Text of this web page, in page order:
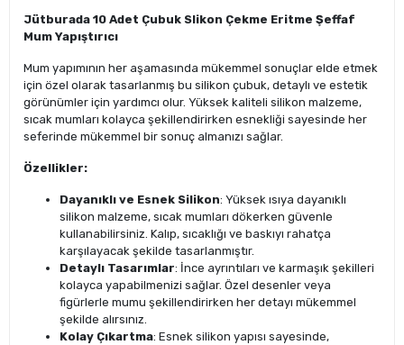
Jütburada 10 Adet Çubuk Slikon Çekme Eritme Şeffaf
Mum Yapıştırıcı
Mum yapımının her aşamasında mükemmel sonuçlar elde etmek
için özel olarak tasarlanmış bu silikon çubuk, detaylı ve estetik
görünümler için yardımcı olur. Yüksek kaliteli silikon malzeme,
sıcak mumları kolayca şekillendirirken esnekliği sayesinde her
seferinde mükemmel bir sonuç almanızı sağlar.
Özellikler:
Dayanıklı ve Esnek Silikon: Yüksek ısıya dayanıklı
silikon malzeme, sıcak mumları dökerken güvenle
kullanabilirsiniz. Kalıp, sıcaklığı ve baskıyı rahatça
karşılayacak şekilde tasarlanmıştır.
Detaylı Tasarımlar: İnce ayrıntıları ve karmaşık şekilleri
kolayca yapabilmenizi sağlar. Özel desenler veya
figürlerle mumu şekillendirirken her detayı mükemmel
şekilde alırsınız.
Kolay Çıkartma: Esnek silikon yapısı sayesinde,